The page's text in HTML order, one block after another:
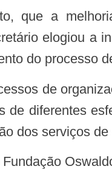
elogiou a
do processo
de diferentes
dos serviços de